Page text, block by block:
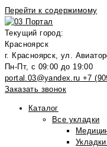
Перейти к содержимому
Текущий город:
Красноярск
г. Красноярск, ул.
Пн-Пт, с 09:00 до 19:00
portal.03@yandex.ru +7
Заказать звонок
Каталог
Все укладки